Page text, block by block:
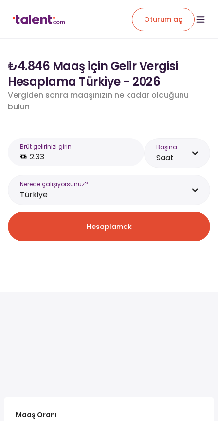
Oturum aç
₺4.846 Maaş için Gelir Vergisi
Hesaplama Türkiye - 2026
Vergiden sonra maaşınızın ne kadar olduğunu
bulun
Brüt gelirinizi girin Başına
Saat
Nerede çalışıyorsunuz?
Türkiye
Hesaplamak
Maaş Oranı